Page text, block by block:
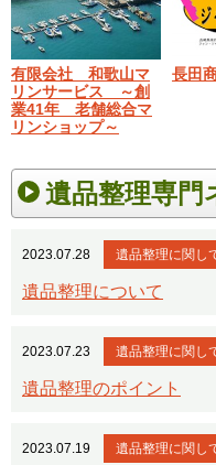
有限会社 和歌山マ
リンサービス ～創
業41年 老舗総合マ
リンショップ～
長田
遺品整理専門
2023.07.28 遺品整理に関し
遺品整理について
2023.07.23 遺品整理に関し
遺品整理のポイント
2023.07.19 遺品整理に関し